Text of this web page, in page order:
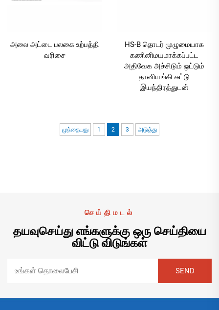
அலை அட்டை பலகை உற்பத்தி
வரிசை
HS-B தொடர் முழுமையாக
கணினிமயமாக்கப்பட்ட
அதிவேக அச்சிடும் ஒட்டும்
தானியங்கி கட்டு
இயந்திரத்துடன்
முந்தையது 1 2 3 அடுத்து
செய்திமடல்
தயவுசெய்து எங்களுக்கு ஒரு செய்தியை
விட்டு விடுங்கள்